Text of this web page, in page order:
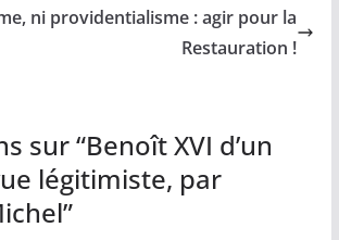
ni providentialisme : agir pour la
Restauration !
sur “Benoît XVI d’un
légitimiste, par
”